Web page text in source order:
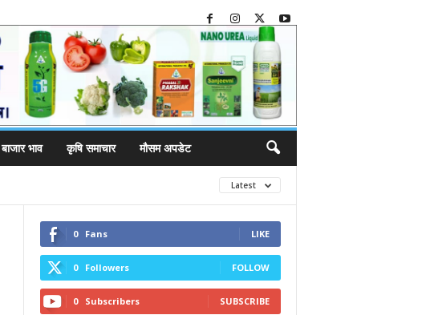
बाजार भाव कृषि समाचार मौसम अपडेट
Latest
0 Fans LIKE
0 Followers FOLLOW
0 Subscribers SUBSCRIBE